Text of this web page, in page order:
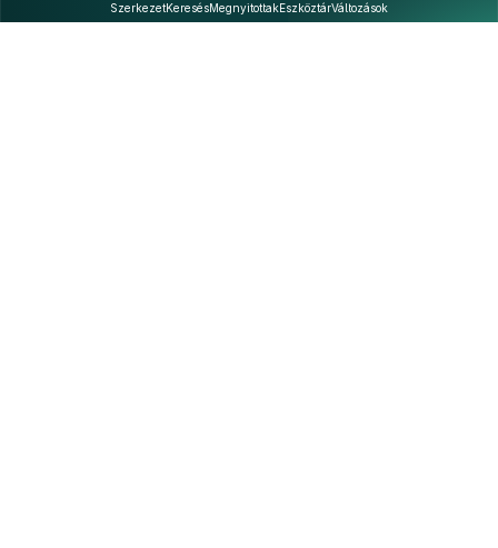
SzerkezetKeresésMegnyitottakEszköztárVáltozások